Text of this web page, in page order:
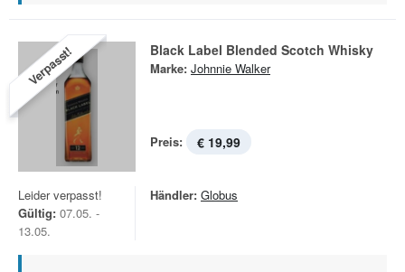
Verpasst! Black Label Blended Scotch Whisky
Marke: Johnnie Walker
Preis: € 19,99
Leider verpasst!
Gültig: 07.05. -
13.05.
Händler: Globus